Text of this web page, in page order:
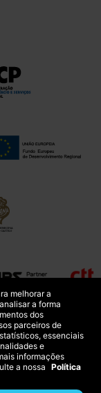
melhorar a
a forma
dos
parceiros de
essenciais
e
informações
a nossa Política